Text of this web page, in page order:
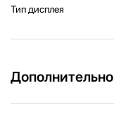
Тип дисплея
Дополнительно